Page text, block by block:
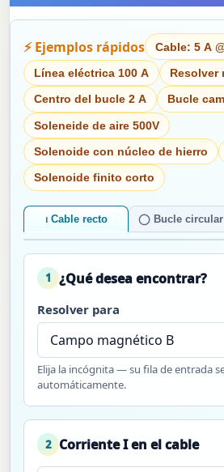
⚡ Ejemplos rápidos Cable: 5 A
Línea eléctrica 100 A Resolver
Centro del bucle 2 A Bucle
Soleneide de aire 500V
Solenoide con núcleo de hierro
Solenoide finito corto
⏐ Cable recto ◯ Bucle circular
1 ¿Qué desea encontrar?
Resolver para
Elija la incógnita — su fila de entrada
automáticamente.
2 Corriente I en el cable